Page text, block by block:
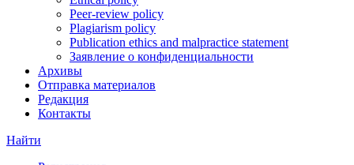
Peer-review policy
Plagiarism policy
Publication ethics and malpractice statement
Заявление о конфиденциальности
Архивы
Отправка материалов
Редакция
Контакты
Найти